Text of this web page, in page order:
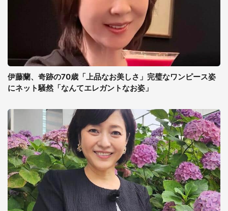
伊藤蘭、奇跡の70歳「上品なお美しさ」完璧なワンピース姿
にネット騒然「なんてエレガントなお姿」